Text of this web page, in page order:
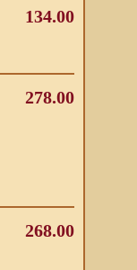
134.00
278.00
268.00